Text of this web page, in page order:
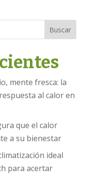
Buscar
mente fresca: la
al calor en
que el calor
a su bienestar
ideal
para acertar